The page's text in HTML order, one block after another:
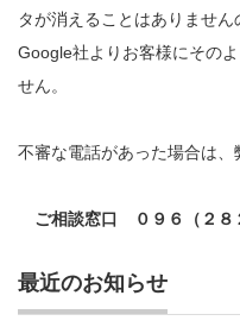
タが消えることはありません
Google社よりお客様にその
せん。
不審な電話があった場合は、
ご相談窓口 ０９６（２８
最近のお知らせ